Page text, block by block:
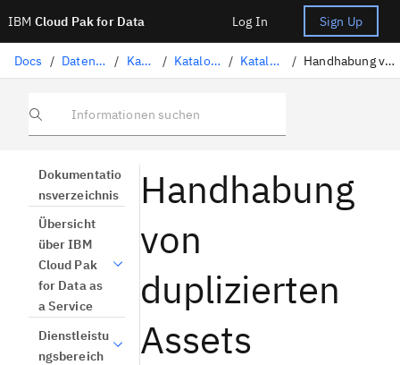
IBM Cloud Pak for Data Log In Sign Up
Docs / Datengovernance / Kataloge / Katalog verwalten / Katalog erstellen / Handhabung von duplizierten Assets
Informationen suchen
Dokumentatio
nsverzeichnis
Übersicht
über IBM
Cloud Pak
for Data as
a Service
Dienstleistu
ngsbereich
Handhabung
von
duplizierten
Assets